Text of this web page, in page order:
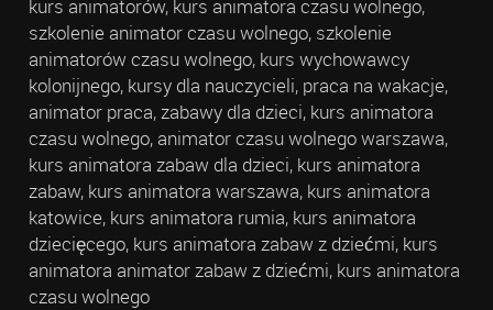
kurs animatorów, kurs animatora czasu wolnego,
szkolenie animator czasu wolnego, szkolenie
animatorów czasu wolnego, kurs wychowawcy
kolonijnego, kursy dla nauczycieli, praca na wakacje,
animator praca, zabawy dla dzieci, kurs animatora
czasu wolnego, animator czasu wolnego warszawa,
kurs animatora zabaw dla dzieci, kurs animatora
zabaw, kurs animatora warszawa, kurs animatora
katowice, kurs animatora rumia, kurs animatora
dziecięcego, kurs animatora zabaw z dziećmi, kurs
animatora animator zabaw z dziećmi, kurs animatora
czasu wolnego